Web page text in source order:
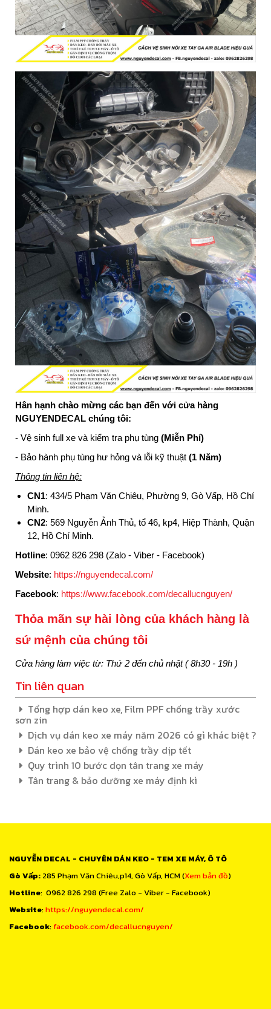
Hân hạnh chào mừng các bạn đến với cửa hàng
NGUYENDECAL chúng tôi:
- Vệ sinh full xe và kiểm tra phụ tùng (Miễn Phí)
- Bảo hành phụ tùng hư hỏng và lỗi kỹ thuật (1 Năm)
Thông tin liên hệ:
CN1: 434/5 Phạm Văn Chiêu, Phường 9, Gò Vấp, Hồ Chí
Minh.
CN2: 569 Nguyễn Ảnh Thủ, tổ 46, kp4, Hiệp Thành, Quận
12, Hồ Chí Minh.
Hotline: 0962 826 298 (Zalo - Viber - Facebook)
Website: https://nguyendecal.com/
Facebook: https://www.facebook.com/decallucnguyen/
Thỏa mãn sự hài lòng của khách hàng là
sứ mệnh của chúng tôi
Cửa hàng làm việc từ: Thứ 2 đến chủ nhật ( 8h30 - 19h )
Tin liên quan
Tổng hợp dán keo xe, Film PPF chống trầy xước
sơn zin
Dịch vụ dán keo xe máy năm 2026 có gì khác biệt ?
Dán keo xe bảo vệ chống trầy dịp tết
Quy trình 10 bước dọn tân trang xe máy
Tân trang & bảo dưỡng xe máy định kì
NGUYỄN DECAL - CHUYÊN DÁN KEO - TEM XE MÁY, Ô TÔ
Gò Vấp: 285 Phạm Văn Chiêu,p14, Gò Vấp, HCM (Xem bản đồ)
Hotline: 0962 826 298 (Free Zalo - Viber - Facebook)
Website:https://nguyendecal.com/
Facebook: facebook.com/decallucnguyen/